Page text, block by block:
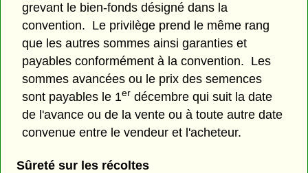
grevant le bien-fonds désigné dans la
convention. Le privilège prend le même rang
que les autres sommes ainsi garanties et
payables conformément à la convention. Les
sommes avancées ou le prix des semences
sont payables le 1er décembre qui suit la date
de l'avance ou de la vente ou à toute autre date
convenue entre le vendeur et l'acheteur.
Sûreté sur les récoltes